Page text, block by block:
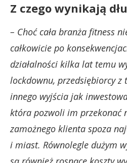
Z czego wynikają
– Choć cała branża fitness
całkowicie po
działalności kilka lat temu
lockdownu, przedsiębiorcy
innego wyjścia jak
która pozwoli im przekonać
zamożnego klienta spoza
i miast. Równolegle dużym